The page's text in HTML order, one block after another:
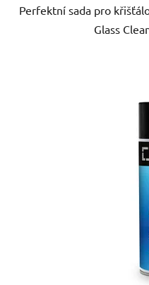
Perfektní sada pro
Glass